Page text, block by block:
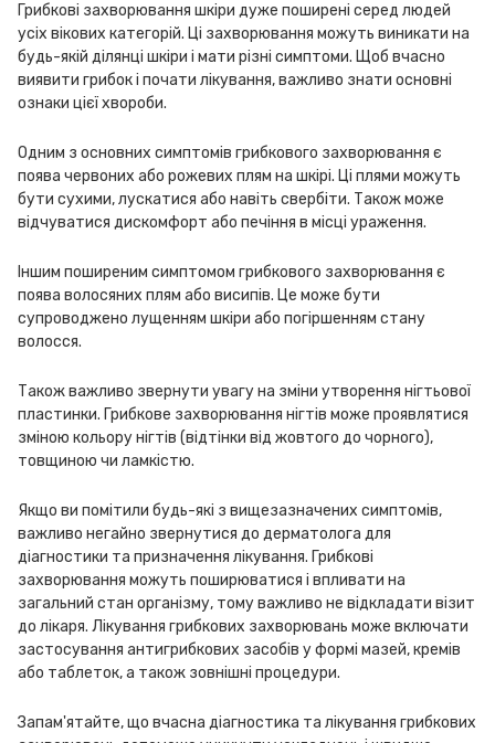
Грибкові захворювання шкіри дуже поширені серед людей
усіх вікових категорій. Ці захворювання можуть виникати на
будь-якій ділянці шкіри і мати різні симптоми. Щоб вчасно
виявити грибок і почати лікування, важливо знати основні
ознаки цієї хвороби.
Одним з основних симптомів грибкового захворювання є
поява червоних або рожевих плям на шкірі. Ці плями можуть
бути сухими, лускатися або навіть свербіти. Також може
відчуватися дискомфорт або печіння в місці ураження.
Іншим поширеним симптомом грибкового захворювання є
поява волосяних плям або висипів. Це може бути
супроводжено лущенням шкіри або погіршенням стану
волосся.
Також важливо звернути увагу на зміни утворення нігтьової
пластинки. Грибкове захворювання нігтів може проявлятися
зміною кольору нігтів (відтінки від жовтого до чорного),
товщиною чи ламкістю.
Якщо ви помітили будь-які з вищезазначених симптомів,
важливо негайно звернутися до дерматолога для
діагностики та призначення лікування. Грибкові
захворювання можуть поширюватися і впливати на
загальний стан організму, тому важливо не відкладати візит
до лікаря. Лікування грибкових захворювань може включати
застосування антигрибкових засобів у формі мазей, кремів
або таблеток, а також зовнішні процедури.
Запам'ятайте, що вчасна діагностика та лікування грибкових